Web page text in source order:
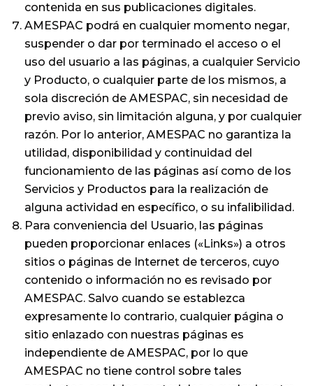
contenida en sus publicaciones digitales.
AMESPAC podrá en cualquier momento negar,
suspender o dar por terminado el acceso o el
uso del usuario a las páginas, a cualquier Servicio
y Producto, o cualquier parte de los mismos, a
sola discreción de AMESPAC, sin necesidad de
previo aviso, sin limitación alguna, y por cualquier
razón. Por lo anterior, AMESPAC no garantiza la
utilidad, disponibilidad y continuidad del
funcionamiento de las páginas así como de los
Servicios y Productos para la realización de
alguna actividad en específico, o su infalibilidad.
Para conveniencia del Usuario, las páginas
pueden proporcionar enlaces («Links») a otros
sitios o páginas de Internet de terceros, cuyo
contenido o información no es revisado por
AMESPAC. Salvo cuando se establezca
expresamente lo contrario, cualquier página o
sitio enlazado con nuestras páginas es
independiente de AMESPAC, por lo que
AMESPAC no tiene control sobre tales